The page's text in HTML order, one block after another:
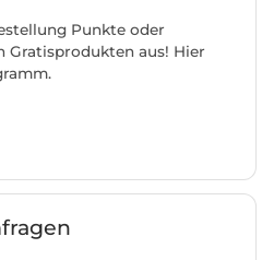
Punkte oder
Gratisprodukten aus! Hier